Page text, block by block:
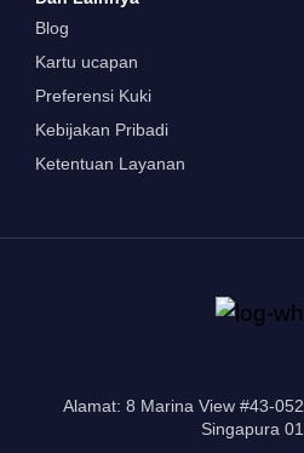
Blog
Kartu ucapan
Preferensi Kuki
Kebijakan Pribadi
Ketentuan Layanan
Alamat: 8 Marina View #43-
Singapura